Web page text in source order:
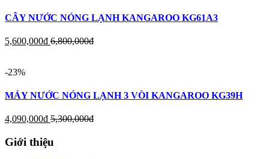
CÂY NƯỚC NÓNG LẠNH KANGAROO KG61A3
5,600,000đ 6,800,000đ
-23%
MÁY NƯỚC NÓNG LẠNH 3 VÒI KANGAROO KG39H
4,090,000đ 5,300,000đ
Giới thiệu